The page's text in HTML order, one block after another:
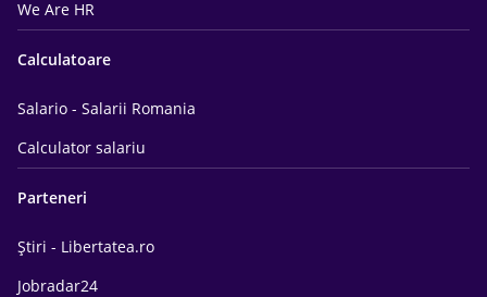
We Are HR
Calculatoare
Salario - Salarii Romania
Calculator salariu
Parteneri
Știri - Libertatea.ro
Jobradar24